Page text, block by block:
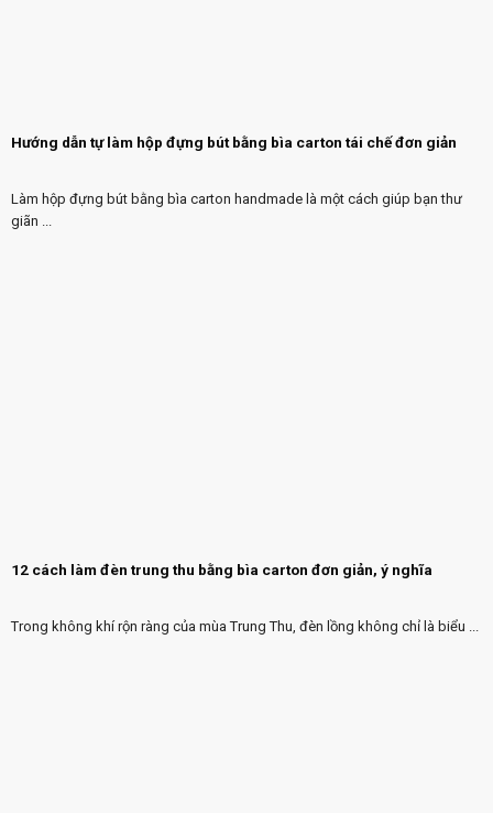
Hướng dẫn tự làm hộp đựng bút bằng bìa carton tái chế đơn giản
Làm hộp đựng bút bằng bìa carton handmade là một cách giúp bạn thư
giãn ...
12 cách làm đèn trung thu bằng bìa carton đơn giản, ý nghĩa
Trong không khí rộn ràng của mùa Trung Thu, đèn lồng không chỉ là biểu ...